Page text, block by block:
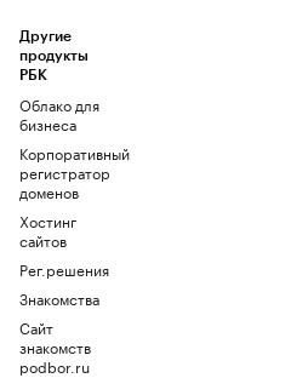
Другие
продукты
РБК
Облако для
бизнеса
Корпоративный
регистратор
доменов
Хостинг
сайтов
Рег.решения
Знакомства
Сайт
знакомств
podbor.ru